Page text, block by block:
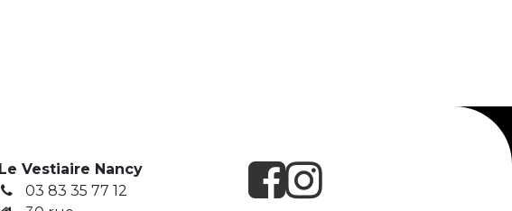
Le Vestiaire Nancy
03 83 35 77 12